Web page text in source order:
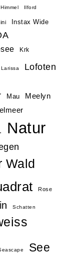
Himmel Ilford
Instax Wide
Krk
Larissa Lofoten
Mau Meelyn
Natur
Wald
Rose
Schatten
See